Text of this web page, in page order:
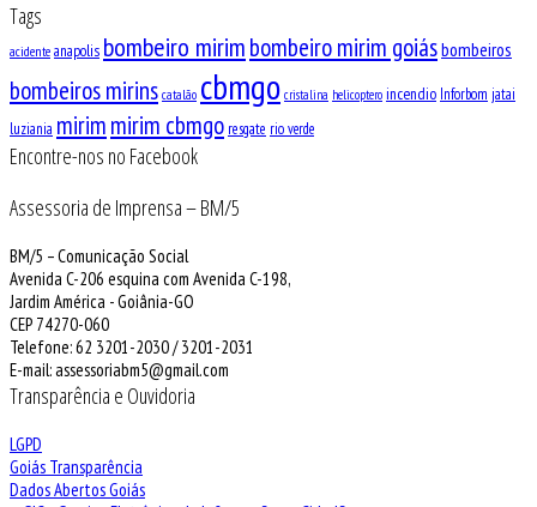
Tags
acidente anapolis bombeiro mirimbombeiro mirim goiásbombeiros
bombeiros mirins catalão cbmgo cristalina helicoptero incendio Inforbom jatai
luziania mirimmirim cbmgo resgate rio verde
Encontre-nos no Facebook
Assessoria de Imprensa – BM/5
BM/5 – Comunicação Social
Avenida C-206 esquina com Avenida C-198,
Jardim América - Goiânia-GO
CEP 74270-060
Telefone: 62 3201-2030 / 3201-2031
E-mail: assessoriabm5@gmail.com
Transparência e Ouvidoria
LGPD
Goiás Transparência
Dados Abertos Goiás